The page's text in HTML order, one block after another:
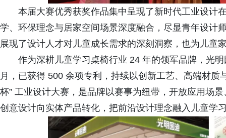
本届大赛优秀获奖作品集中呈现了新时代工业设计
学、环保理念与居家空间场景深度融合，尽显青年设计
展现了设计人才对儿童成长需求的深刻洞察，也为儿童
作为深耕儿童学习桌椅行业 24 年的领军品牌，光
月，已获得 500 余项专利，持续以创新工艺、高端材
杯” 工业设计大赛，是品牌以赛事为纽带，开放应用场
创意设计向实体产品转化，把前沿设计理念融入儿童学